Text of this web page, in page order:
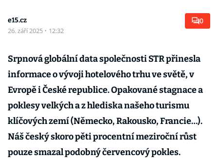
e15.cz
26. září 2025 · 12:32
0
Srpnová globální data společnosti STR přinesla
informace o vývoji hotelového trhu ve světě, v
Evropě i České republice. Opakované stagnace a
poklesy velkých a z hlediska našeho turismu
klíčových zemí (Německo, Rakousko, Francie…).
Náš český skoro pěti procentní meziroční růst
pouze smazal podobný červencový pokles.